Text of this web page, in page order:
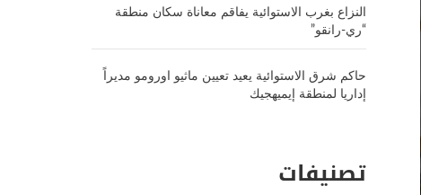
النزاع بغرب الاستوائية يفاقم معاناة سكان منطقة
“ري-رانقو”
حاكم شرق الاستوائية يعيد تعيين ماثيو اورومو مديراً
إداريا لمنطقة إيميهجيك
تصنيفات